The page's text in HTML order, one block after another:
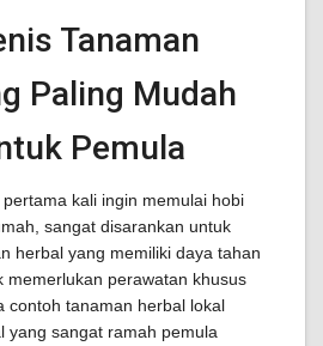
Tanaman
Paling Mudah
Pemula
kali ingin memulai hobi
sangat disarankan untuk
herbal yang memiliki daya tahan
memerlukan perawatan khusus
contoh tanaman herbal lokal
yang sangat ramah pemula